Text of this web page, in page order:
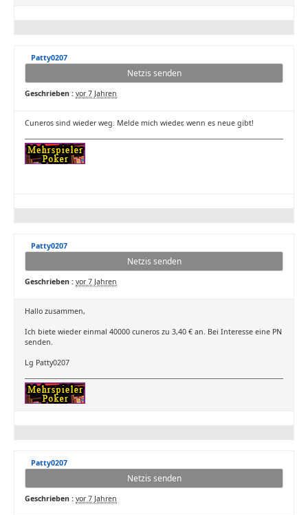
Patty0207
Netzis senden
Geschrieben : vor 7 Jahren
Cuneros sind wieder weg. Melde mich wieder, wenn es neue gibt!
Patty0207
Netzis senden
Geschrieben : vor 7 Jahren
Hallo zusammen,
Ich biete wieder einmal 40000 cuneros zu 3,40 € an. Bei Interesse eine PN
senden.
Lg Patty0207
Patty0207
Netzis senden
Geschrieben : vor 7 Jahren